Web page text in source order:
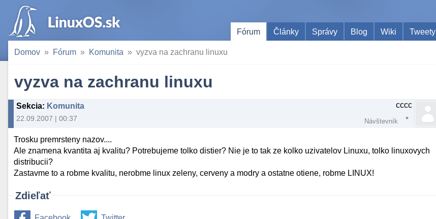
Fórum
Články Správy Blog Wiki Tweety
Domov Fórum Komunita vyzva na zachranu linuxu
vyzva na zachranu linuxu
Sekcia: Komunita
22.09.2007 | 00:37
cccc
Návštevník
Trosku premrsteny nazov....
Ale znamena kvantita aj kvalitu? Potrebujeme tolko distier? Nie je to tak ze kolko uzivatelov Linuxu, tolko linuxovych
distribucii?
Zastavme to a robme kvalitu, nerobme linux zeleny, cerveny a modry a ostatne otiene, robme LINUX!
Zdieľať